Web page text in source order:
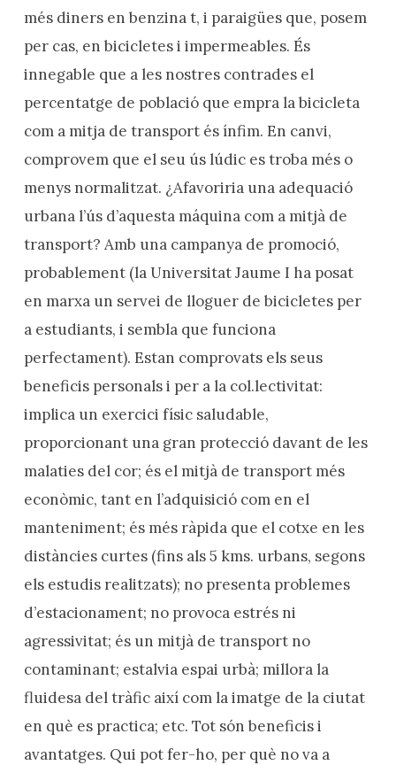
més diners en benzina t, i paraigües que, posem
per cas, en bicicletes i impermeables. És
innegable que a les nostres contrades el
percentatge de població que empra la bicicleta
com a mitja de transport és ínfim. En canvi,
comprovem que el seu ús lúdic es troba més o
menys normalitzat. ¿Afavoriria una adequació
urbana l’ús d’aquesta máquina com a mitjà de
transport? Amb una campanya de promoció,
probablement (la Universitat Jaume I ha posat
en marxa un servei de lloguer de bicicletes per
a estudiants, i sembla que funciona
perfectament). Estan comprovats els seus
beneficis personals i per a la col.lectivitat:
implica un exercici físic saludable,
proporcionant una gran protecció davant de les
malaties del cor; és el mitjà de transport més
econòmic, tant en l’adquisició com en el
manteniment; és més ràpida que el cotxe en les
distàncies curtes (fins als 5 kms. urbans, segons
els estudis realitzats); no presenta problemes
d’estacionament; no provoca estrés ni
agressivitat; és un mitjà de transport no
contaminant; estalvia espai urbà; millora la
fluidesa del tràfic així com la imatge de la ciutat
en què es practica; etc. Tot són beneficis i
avantatges. Qui pot fer-ho, per què no va a